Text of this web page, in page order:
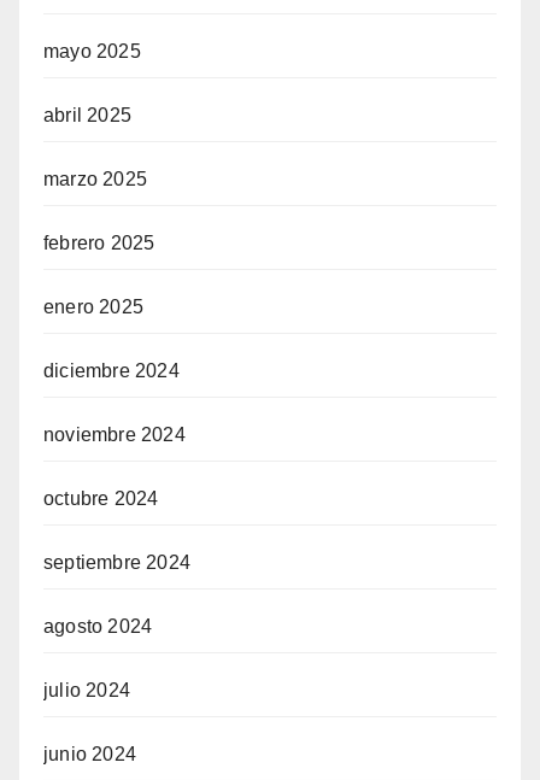
mayo 2025
abril 2025
marzo 2025
febrero 2025
enero 2025
diciembre 2024
noviembre 2024
octubre 2024
septiembre 2024
agosto 2024
julio 2024
junio 2024